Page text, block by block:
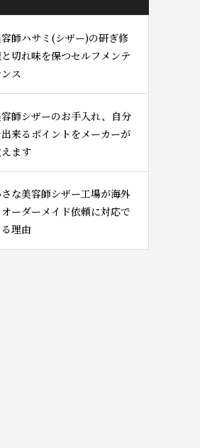
師ハサミ(シザー)の研ぎ修
切れ味を保つセルフメンテ
ス
師シザーのお手入れ、自分
来るポイントをメーカーが
ます
な美容師シザー工場が海外
ーダーメイド依頼に対応で
理由